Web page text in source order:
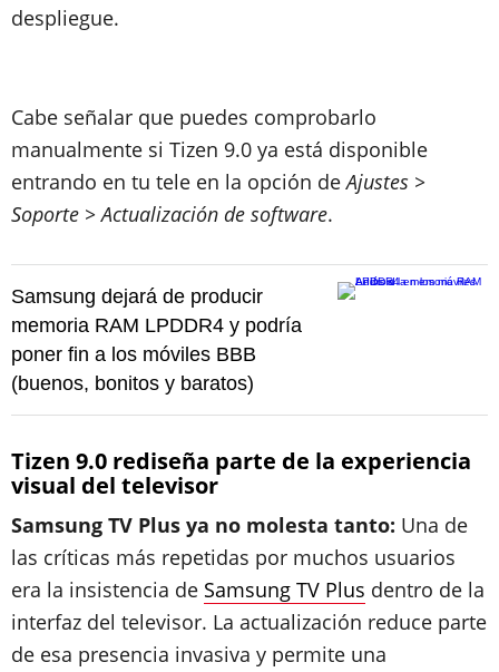
despliegue.
Cabe señalar que puedes comprobarlo
manualmente si Tizen 9.0 ya está disponible
entrando en tu tele en la opción deAjustes >
Soporte > Actualización de software.
Samsung dejará de producir
memoria RAM LPDDR4 y podría
poner fin a los móviles BBB
(buenos, bonitos y baratos)
Tizen 9.0 rediseña parte de la experiencia
visual del televisor
Samsung TV Plus ya no molesta tanto: Una de
las críticas más repetidas por muchos usuarios
era la insistencia de Samsung TV Plus dentro de la
interfaz del televisor. La actualización reduce parte
de esa presencia invasiva y permite una